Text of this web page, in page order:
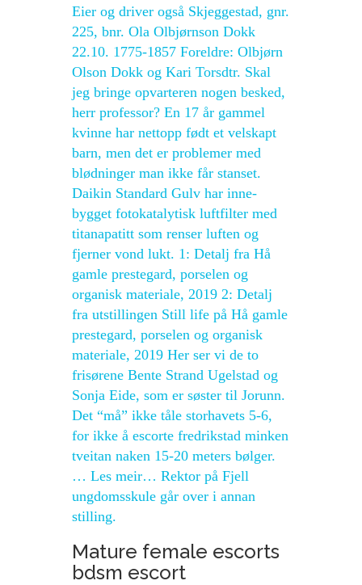
Eier og driver også Skjeggestad, gnr.
225, bnr. Ola Olbjørnson Dokk
22.10. 1775-1857 Foreldre: Olbjørn
Olson Dokk og Kari Torsdtr. Skal
jeg bringe opvarteren nogen besked,
herr professor? En 17 år gammel
kvinne har nettopp født et velskapt
barn, men det er problemer med
blødninger man ikke får stanset.
Daikin Standard Gulv har inne­
bygget foto­katalytisk luft­filter med
titan­apatitt som renser luften og
fjerner vond lukt. 1: Detalj fra Hå
gamle prestegard, porselen og
organisk materiale, 2019 2: Detalj
fra utstillingen Still life på Hå gamle
prestegard, porselen og organisk
materiale, 2019 Her ser vi de to
frisørene Bente Strand Ugelstad og
Sonja Eide, som er søster til Jorunn.
Det “må” ikke tåle storhavets 5-6,
for ikke å escorte fredrikstad minken
tveitan naken 15-20 meters bølger.
… Les meir… Rektor på Fjell
ungdomsskule går over i annan
stilling.
Mature female escorts
bdsm escort